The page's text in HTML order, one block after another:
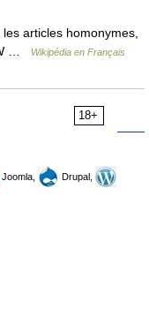
articles homonymes,
…
Wikipédia en Français
18+
Joomla,
Drupal,